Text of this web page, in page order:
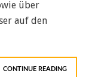
über
auf den
CONTINUE READING